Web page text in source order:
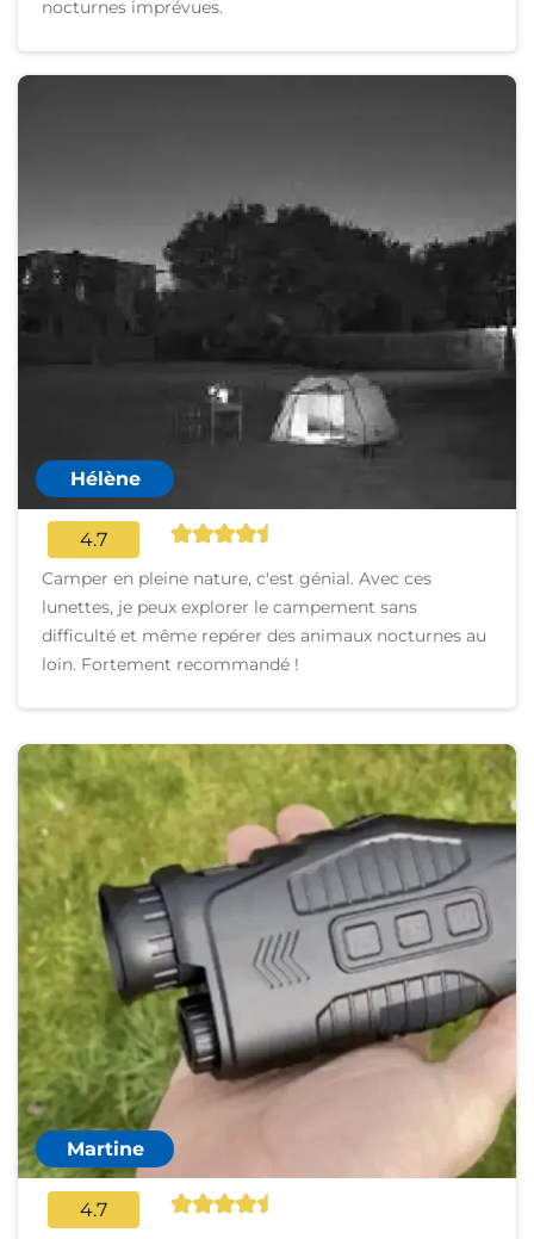
nocturnes imprévues.
Hélène
4.7
Camper en pleine nature, c'est génial. Avec ces
lunettes, je peux explorer le campement sans
difficulté et même repérer des animaux nocturnes au
loin. Fortement recommandé !
Martine
4.7